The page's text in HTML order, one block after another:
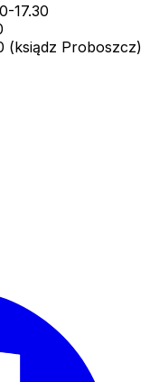
17.30
(ksiądz Proboszcz)